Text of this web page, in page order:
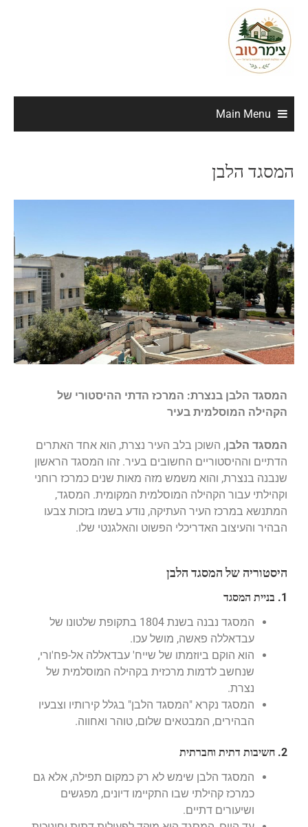
Main Menu
המסגד הלבן
המסגד הלבן בנצרת: המרכז הדתי ההיסטורי של
הקהילה המוסלמית בעיר
המסגד הלבן, השוכן בלב העיר נצרת, הוא אחד האתרים
הדתיים וההיסטוריים החשובים בעיר. זהו המסגד הראשון
שנבנה בנצרת, והוא משמש מזה מאות שנים כמרכז רוחני
וקהילתי עבור הקהילה המוסלמית המקומית. המסגד,
המתנשא במרכז העיר העתיקה, נודע בשמו בזכות צבעו
הבהיר והעיצוב האדריכלי הפשוט והאלגנטי שלו.
היסטוריה של המסגד הלבן
1. בניית המסגד
המסגד נבנה בשנת 1804 בתקופת שלטונו של
עבדאללה פאשה, מושל עכו.
הוא הוקם ביוזמתו של שייח' עבדאללה אל-פח'ורי,
שנחשב לדמות מרכזית בקהילה המוסלמית של
נצרת.
המסגד נקרא "המסגד הלבן" בגלל קירותיו וצבעיו
הבהירים, המבטאים שלום, טוהר ואחווה.
2. חשיבות דתית וחברתית
המסגד הלבן שימש לא רק כמקום תפילה, אלא גם
כמרכז קהילתי שבו התקיימו דיונים, מפגשים
ושיעורים דתיים.